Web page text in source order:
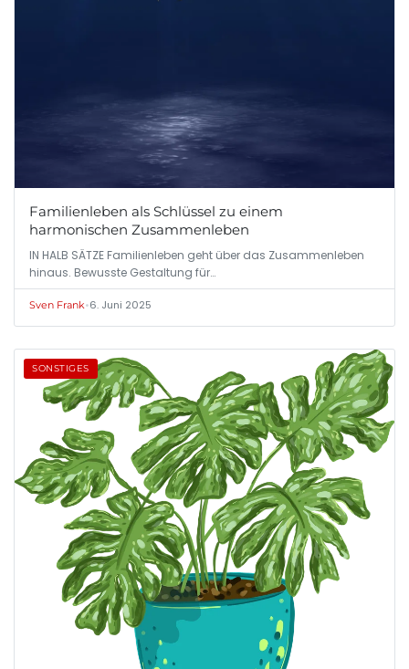
Familienleben als Schlüssel zu einem
harmonischen Zusammenleben
IN HALB SÄTZE Familienleben geht über das Zusammenleben
hinaus. Bewusste Gestaltung für…
Sven Frank•6. Juni 2025
SONSTIGES